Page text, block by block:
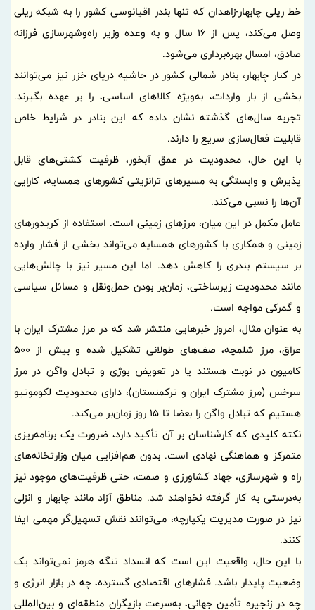
خط ریلی چابهار-زاهدان که تنها بندر اقیانوسی کشور را به شبکه ریلی
وصل می‌کند، پس از 16 سال و به وعده وزیر راه‌وشهرسازی فرزانه
صادق، امسال بهره‌برداری می‌شود.
در کنار چابهار، بنادر شمالی کشور در حاشیه دریای خزر نیز می‌توانند
بخشی از بار واردات، به‌ویژه کالاهای اساسی، را بر عهده بگیرند.
تجربه سال‌های گذشته نشان داده که این بنادر در شرایط خاص
قابلیت فعال‌سازی سریع را دارند.
با این حال، محدودیت در عمق آبخور، ظرفیت کشتی‌های قابل
پذیرش و وابستگی به مسیرهای ترانزیتی کشورهای همسایه، کارایی
آن‌ها را نسبی می‌کند.
عامل مکمل در این میان، مرزهای زمینی است. استفاده از کریدورهای
زمینی و همکاری با کشورهای همسایه می‌تواند بخشی از فشار وارده
بر سیستم بندری را کاهش دهد. اما این مسیر نیز با چالش‌هایی
مانند محدودیت زیرساختی، زمان‌بر بودن حمل‌ونقل و مسائل سیاسی
و گمرکی مواجه است.
به عنوان مثال، امروز خبرهایی منتشر شد که در مرز مشترک ایران با
عراق، مرز شلمچه، صف‌های طولانی تشکیل شده و بیش از 500
کامیون در نوبت هستند یا در تعویض بوژی و تبادل واگن در مرز
سرخس (مرز مشترک ایران و ترکمنستان)، دارای محدودیت لکوموتیو
هستیم که تبادل واگن را بعضا تا 15 روز زمان‌بر می‌کند.
نکته کلیدی که کارشناسان بر آن تأکید دارد، ضرورت یک برنامه‌ریزی
متمرکز و هماهنگی نهادی است. بدون هم‌افزایی میان وزارتخانه‌های
راه و شهرسازی، جهاد کشاورزی و صمت، حتی ظرفیت‌های موجود نیز
به‌درستی به کار گرفته نخواهند شد. مناطق آزاد مانند چابهار و انزلی
نیز در صورت مدیریت یکپارچه، می‌توانند نقش تسهیل‌گر مهمی ایفا
کنند.
با این حال، واقعیت این است که انسداد تنگه هرمز نمی‌تواند یک
وضعیت پایدار باشد. فشارهای اقتصادی گسترده، چه در بازار انرژی و
چه در زنجیره تأمین جهانی، به‌سرعت بازیگران منطقه‌ای و بین‌المللی